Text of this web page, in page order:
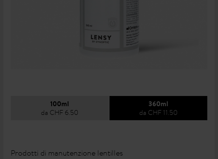
100ml
da CHF 6.50
360ml
da CHF 11.50
Prodotti di manutenzione lentilles